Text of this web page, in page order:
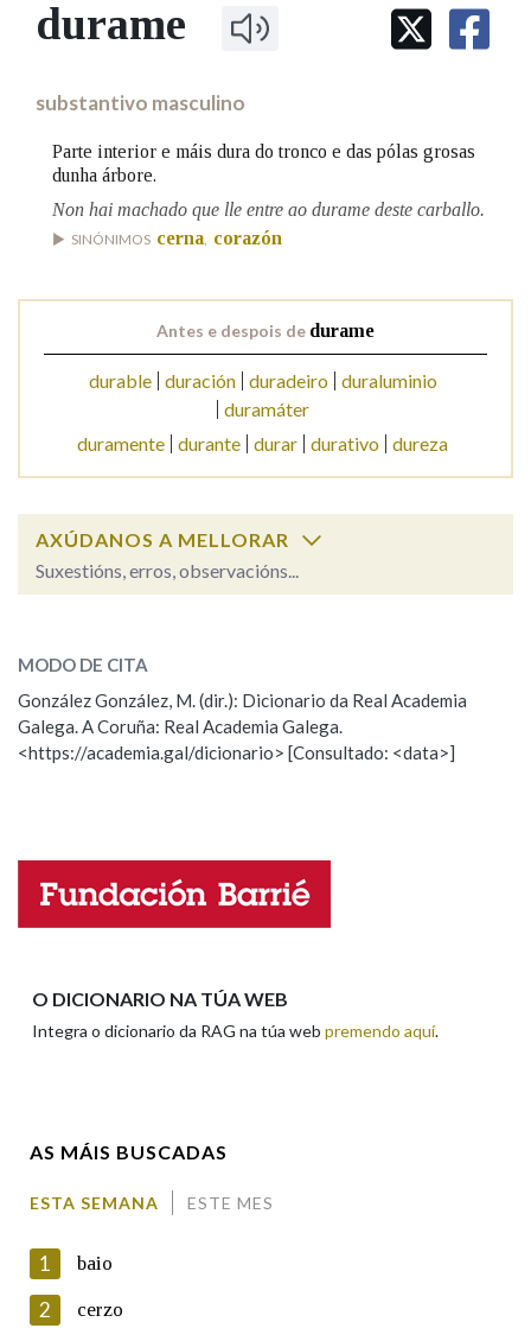
IDENTIDADE CORPORATIVA
MARCIAL DEL ADALID
FIGURAS HOMENAXEADAS
PRIMAVERA DAS LETRAS
Facebook
TwitterYoutubeInstagram
Bluesky
BUSCAR NOS LEMAS
Remata por
BUSCAR NO CONTIDO
Na fraseoloxía
OUTRAS OPCIÓNS DE BUSCA
Marcas gramaticais
durame
substantivo masculino
Parte interior e máis dura do tronco e das pólas grosas
dunha árbore.
Non hai machado que lle entre ao durame deste carballo.
SINÓNIMOS cerna corazón
Antes e despois de durame
durable duración duradeiro
duraluminio
duramáter
duramente durante durar durativo dureza
AXÚDANOS A MELLORAR
Suxestións, erros, observacións...
ESCOLLE UNHA OPCIÓN:
Observación Hai un erro na palabra
Propoño mellorar a definición
Nome
MODO DE CITA
González González, M. (dir.): Dicionario da Real Academia
Galega. A Coruña: Real Academia Galega.
<https://academia.gal/dicionario> [Consultado: <data>]
O DICIONARIO NA TÚA WEB
Integra o dicionario da RAG na túa web premendo aquí.
AS MÁIS BUSCADAS
ESTA SEMANA ESTE MES
1 baio
2 cerzo